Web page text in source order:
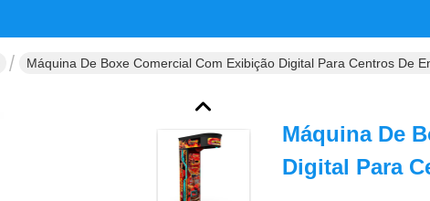
Máquina De Boxe Comercial Com Exibição Digital Para Centros De
Máquina De
Digital Para